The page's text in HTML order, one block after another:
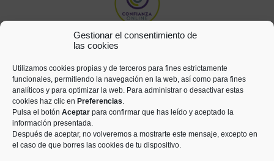
Gestionar el consentimiento de
las cookies
Utilizamos cookies propias y de terceros para fines estrictamente
funcionales, permitiendo la navegación en la web, así como para fines
analíticos y para optimizar la web. Para administrar o desactivar estas
cookies haz clic en Preferencias.
Pulsa el botón Aceptar para confirmar que has leído y aceptado la
información presentada.
Después de aceptar, no volveremos a mostrarte este mensaje, excepto en
el caso de que borres las cookies de tu dispositivo.